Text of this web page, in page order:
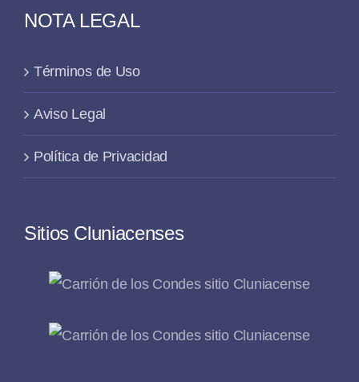
NOTA LEGAL
Términos de Uso
Aviso Legal
Política de Privacidad
Sitios Cluniacenses